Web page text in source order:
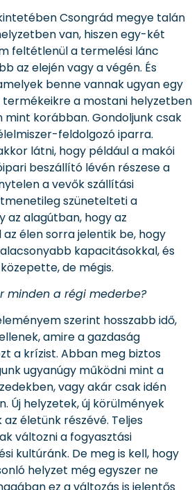
Csongrád megye talán
van, hiszen egy-két
feltétlenül a termelési lánc
az elején vagy a végén. És
benne vannak ugyan egy
a mostani helyzetben
mint korábban. Gondoljunk csak
feldolgozó iparra.
látni, hogy például a makói
beszállító lévén részese a
a vevők szállítási
szünetelteti a
az alagútban, hogy az
élen sorra jelentik be, hogy
kapacitásokkal, és
de mégis.
minden a régi mederbe?
szerint hosszabb idő,
amire a gazdaság
a krízist. Abban meg biztos
ugyanúgy működni mint a
vagy akár csak idén
Új helyzetek, új körülmények
életünk részévé. Teljes
változni a fogyasztási
kultúránk. De meg is kell, hogy
helyzet még egyszer ne